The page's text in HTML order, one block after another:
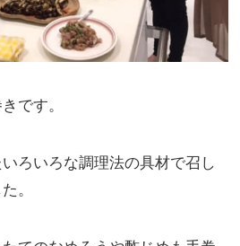
です。
ろいろな調理法の具材で召し
。